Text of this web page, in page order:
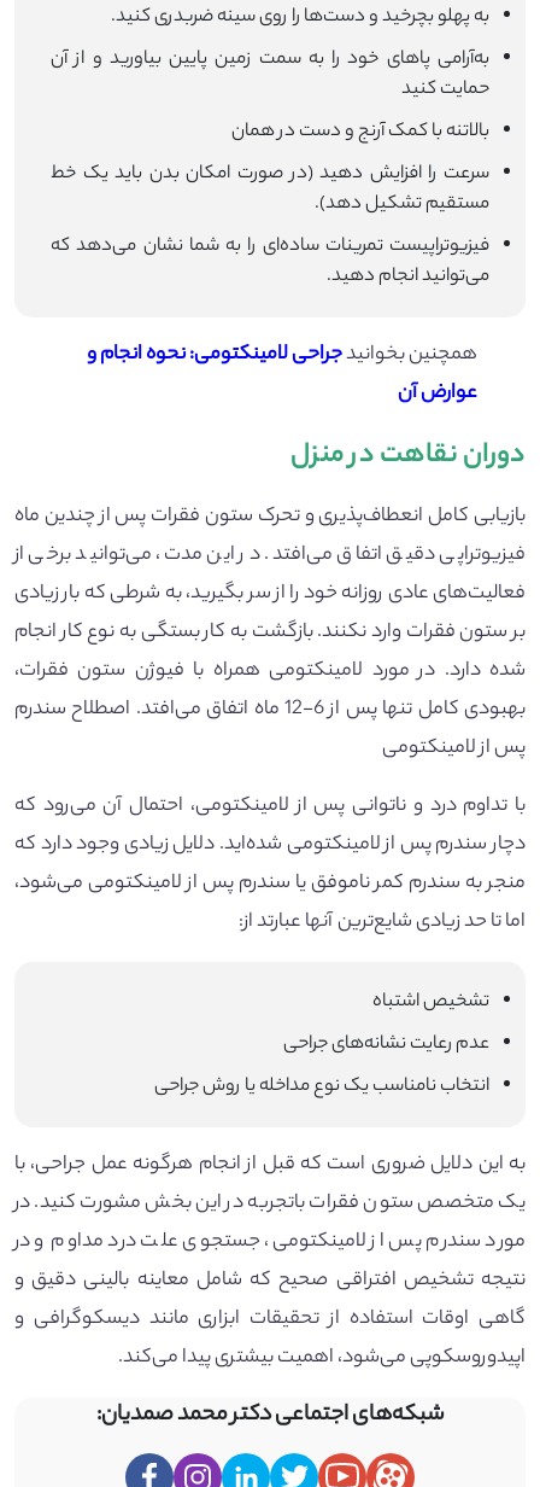
به پهلو بچرخید و دست‌ها را روی سینه ضربدری کنید.
به‌آرامی پاهای خود را به سمت زمین پایین بیاورید و از آن
حمایت کنید
بالاتنه با کمک آرنج و دست در همان
سرعت را افزایش دهید (در صورت امکان بدن باید یک خط
مستقیم تشکیل دهد).
فیزیوتراپیست تمرینات ساده‌ای را به شما نشان می‌دهد که
می‌توانید انجام دهید.
همچنین بخوانیدجراحی لامینکتومی: نحوه انجام و
عوارض آن
دوران نقاهت در منزل
بازیابی کامل انعطاف‌پذیری و تحرک ستون فقرات پس از چندین ماه
فیزیوتراپی دقیق اتفاق می‌افتد. در این مدت، می‌توانید برخی از
فعالیت‌های عادی روزانه خود را از سر بگیرید، به شرطی که بار زیادی
بر ستون فقرات وارد نکنند. بازگشت به کار بستگی به نوع کار انجام
شده دارد. در مورد لامینکتومی همراه با فیوژن ستون فقرات،
بهبودی کامل تنها پس از 6-12 ماه اتفاق می‌افتد. اصطلاح سندرم
پس از لامینکتومی
با تداوم درد و ناتوانی پس از لامینکتومی، احتمال آن می‌رود که
دچار سندرم پس از لامینکتومی شده‌اید. دلایل زیادی وجود دارد که
منجر به سندرم کمر ناموفق یا سندرم پس از لامینکتومی می‌شود،
اما تا حد زیادی شایع‌ترین آنها عبارتد از:
تشخیص اشتباه
عدم رعایت نشانه‌های جراحی
انتخاب نامناسب یک نوع مداخله یا روش جراحی
به این دلایل ضروری است که قبل از انجام هرگونه عمل جراحی، با
یک متخصص ستون فقرات باتجربه در این بخش مشورت کنید. در
مورد سندرم پس از لامینکتومی، جستجوی علت درد مداوم و در
نتیجه تشخیص افتراقی صحیح که شامل معاینه بالینی دقیق و
گاهی اوقات استفاده از تحقیقات ابزاری مانند دیسکوگرافی و
اپیدوروسکوپی می‌شود، اهمیت بیشتری پیدا می‌کند.
شبکه‌های اجتماعی دکتر محمد صمدیان: